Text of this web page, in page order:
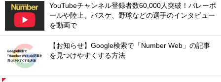
YouTubeチャンネル登録者数60,000人突破！バレーボ
ールや陸上、バスケ、野球などの選手のインタビュー
を動画で
【お知らせ】Google検索で「Number Web」の記事
を見つけやすくする方法